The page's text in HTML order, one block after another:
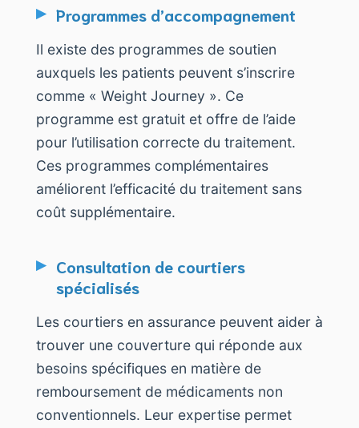
Programmes d’accompagnement
Il existe des programmes de soutien
auxquels les patients peuvent s’inscrire
comme « Weight Journey ». Ce
programme est gratuit et offre de l’aide
pour l’utilisation correcte du traitement.
Ces programmes complémentaires
améliorent l’efficacité du traitement sans
coût supplémentaire.
Consultation de courtiers
spécialisés
Les courtiers en assurance peuvent aider à
trouver une couverture qui réponde aux
besoins spécifiques en matière de
remboursement de médicaments non
conventionnels. Leur expertise permet